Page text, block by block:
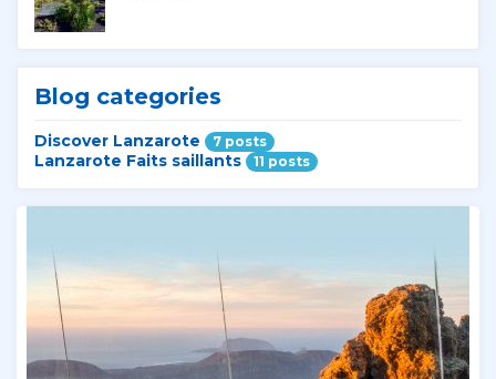
Blog categories
Discover Lanzarote 7 posts
Lanzarote Faits saillants 11 posts